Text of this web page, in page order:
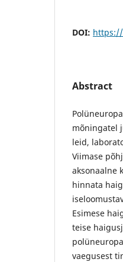
DOI:
Abstract
mõningatel
leid,
Viimase
aksonaalne
hinnata
Esimese
teise
vaegusest